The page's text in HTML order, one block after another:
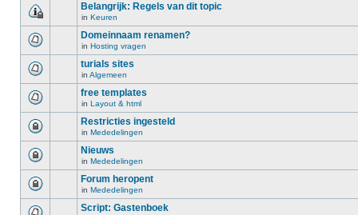
Belangrijk: Regels van dit topic
in Keuren
Domeinnaam renamen?
in Hosting vragen
turials sites
in Algemeen
free templates
in Layout & html
Restricties ingesteld
in Mededelingen
Nieuws
in Mededelingen
Forum heropent
in Mededelingen
Script: Gastenboek